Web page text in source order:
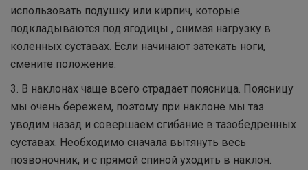
использовать подушку или кирпич, которые
подкладываются под ягодицы , снимая нагрузку в
коленных суставах. Если начинают затекать ноги,
смените положение.
3. В наклонах чаще всего страдает поясница. Поясницу
мы очень бережем, поэтому при наклоне мы таз
уводим назад и совершаем сгибание в тазобедренных
суставах. Необходимо сначала вытянуть весь
позвоночник, и с прямой спиной уходить в наклон.